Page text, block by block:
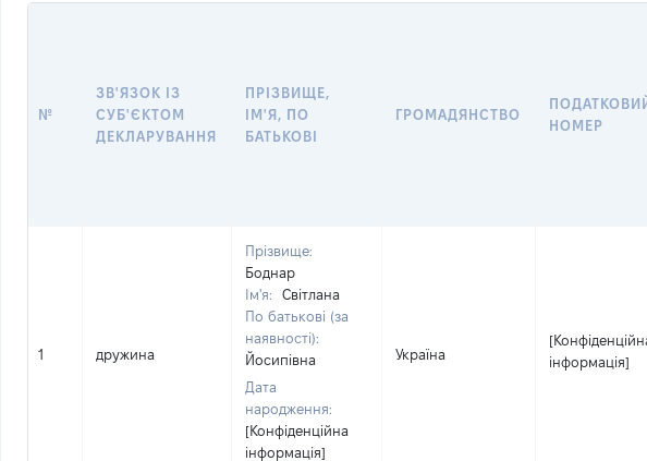
№
ЗВ'ЯЗОК ІЗ
СУБ'ЄКТОМ
ДЕКЛАРУВАННЯ
ПРІЗВИЩЕ,
ІМ'Я, ПО
БАТЬКОВІ
ГРОМАДЯНСТВО
НОМЕР
1 дружина
Прізвище:
Боднар
Ім'я:
Світлана
По батькові (за
наявності):
Йосипівна
Дата
народження:
[Конфіденційна
інформація]
Україна
інформація]